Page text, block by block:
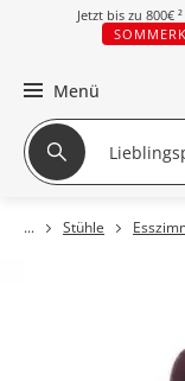
Jetzt bis zu 800€ ²
Menü
Stühle